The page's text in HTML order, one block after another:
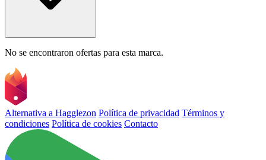
No se encontraron ofertas para esta marca.
Alternativa a Hagglezon Política de privacidad Términos y
condiciones Política de cookies Contacto